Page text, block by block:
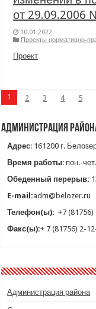
от 29.09.2006
10.01.2022
Проекты нормативно-
Проект
1 2 3 4 5
Администрация
Адрес: 161200 г.
Время работы: пон.-
Обеденный перерыв:
E-mail:adm@belozer.ru
Телефон(ы): +7
Факс(ы):+ 7 (81756) 2-
Администрация района